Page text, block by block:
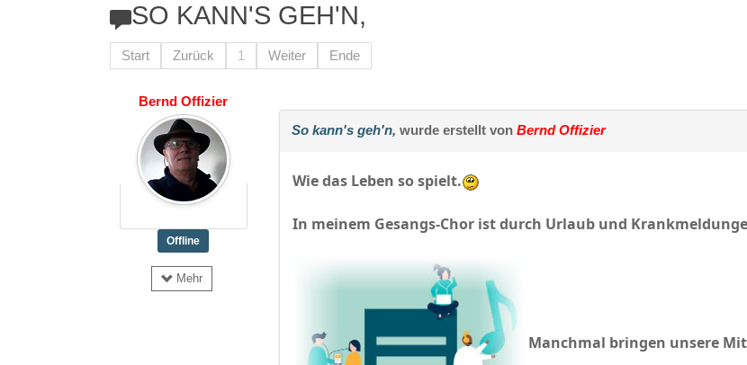
SO KANN'S GEH'N,
Start Zurück 1 Weiter Ende
Bernd Offizier
Offline
Mehr
So kann's geh'n, wurde erstellt vonBernd Offizier
Wie das Leben so spielt.
In meinem Gesangs-Chor ist durch Urlaub und
Manchmal bringen unsere